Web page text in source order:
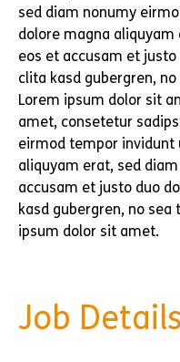
sed diam nonumy
dolore magna
eos et accusam et
clita kasd gubergren,
Lorem ipsum dolor sit
amet, consetetur
eirmod tempor invidunt
aliquyam erat, sed
accusam et justo duo
kasd gubergren, no
ipsum dolor sit amet.
Job Details